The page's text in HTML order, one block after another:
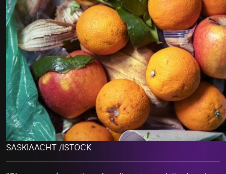
SASKIAACHT /ISTOCK